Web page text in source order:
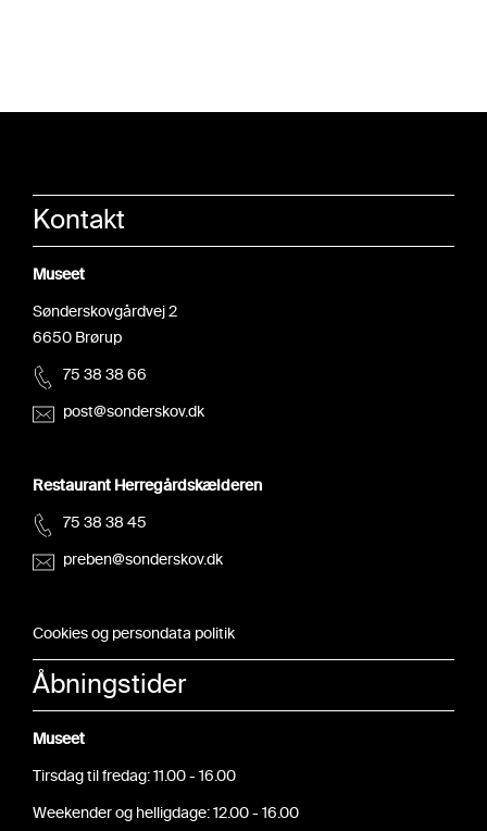
Kontakt
Museet
Sønderskovgårdvej 2
6650 Brørup
75 38 38 66
post@sonderskov.dk
Restaurant Herregårdskælderen
75 38 38 45
preben@sonderskov.dk
Cookies og persondata politik
Åbningstider
Museet
Tirsdag til fredag: 11.00 - 16.00
Weekender og helligdage: 12.00 - 16.00